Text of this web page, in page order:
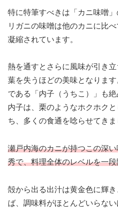
特に特筆すべきは「カニ味噌
リガニの味噌は他のカニに比
凝縮されています。
熱を通すとさらに風味が引き
葉を失うほどの美味となりま
である「内子（うちこ）」も
内子は、栗のようなホクホク
ち、多くの食通を唸らせてきま
瀬戸内海のカニが持つこの深
秀で、料理全体のレベルを一
殻から出る出汁は黄金色に輝
ば、調味料がほとんどいらな